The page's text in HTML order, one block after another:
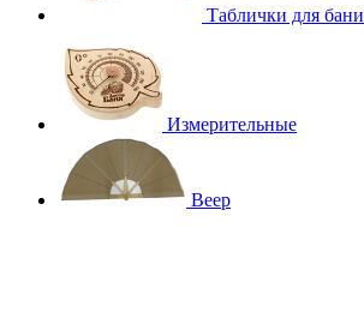
Таблички для бани
Измерительные
Веер